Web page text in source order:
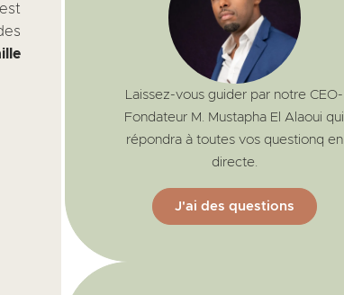
Laissez-vous guider par notre CEO-
Fondateur M. Mustapha El Alaoui qui
répondra à toutes vos questionq en
directe.
J'ai des questions